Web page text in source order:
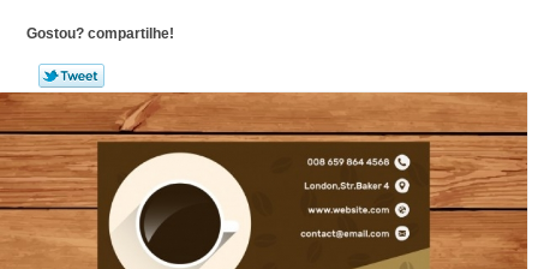
Gostou? compartilhe!